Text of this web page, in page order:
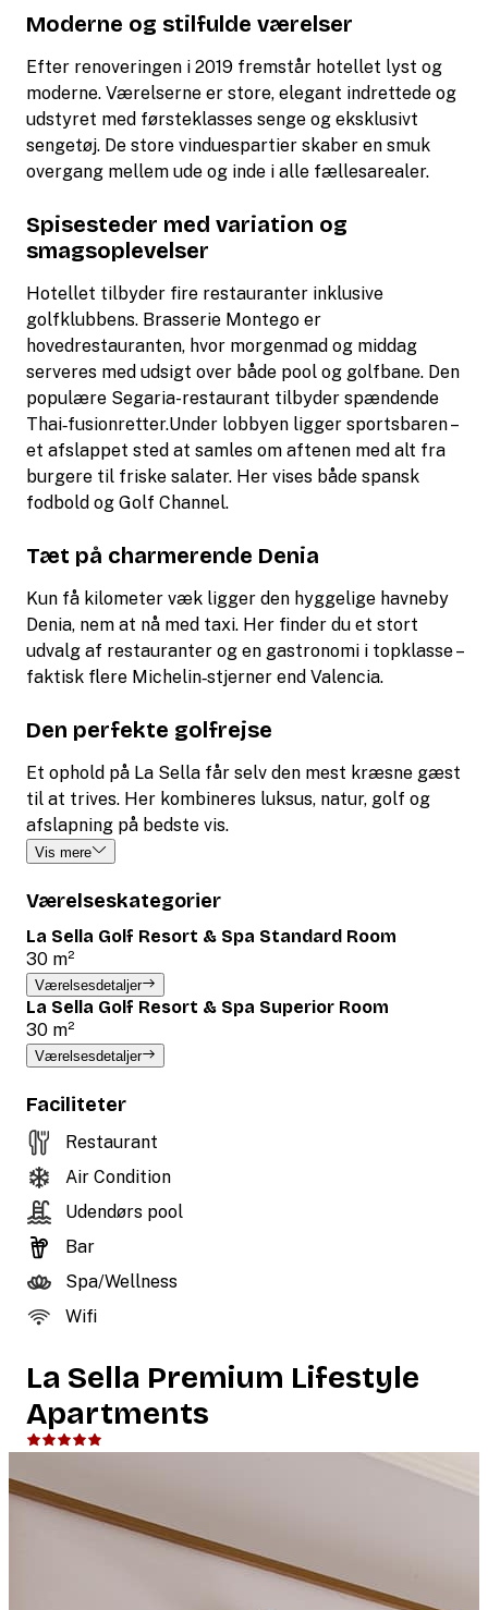
Moderne og stilfulde værelser
Efter renoveringen i 2019 fremstår hotellet lyst og
moderne. Værelserne er store, elegant indrettede og
udstyret med førsteklasses senge og eksklusivt
sengetøj. De store vinduespartier skaber en smuk
overgang mellem ude og inde i alle fællesarealer.
Spisesteder med variation og
smagsoplevelser
Hotellet tilbyder fire restauranter inklusive
golfklubbens. Brasserie Montego er
hovedrestauranten, hvor morgenmad og middag
serveres med udsigt over både pool og golfbane. Den
populære Segaria-restaurant tilbyder spændende
Thai‑fusionretter.Under lobbyen ligger sportsbaren –
et afslappet sted at samles om aftenen med alt fra
burgere til friske salater. Her vises både spansk
fodbold og Golf Channel.
Tæt på charmerende Denia
Kun få kilometer væk ligger den hyggelige havneby
Denia, nem at nå med taxi. Her finder du et stort
udvalg af restauranter og en gastronomi i topklasse –
faktisk flere Michelin‑stjerner end Valencia.
Den perfekte golfrejse
Et ophold på La Sella får selv den mest kræsne gæst
til at trives. Her kombineres luksus, natur, golf og
afslapning på bedste vis.
Vis mere
Værelseskategorier
La Sella Golf Resort & Spa Standard Room
30 m²
Værelsesdetaljer
La Sella Golf Resort & Spa Superior Room
30 m²
Værelsesdetaljer
Faciliteter
Restaurant
Air Condition
Udendørs pool
Bar
Spa/Wellness
Wifi
La Sella Premium Lifestyle
Apartments